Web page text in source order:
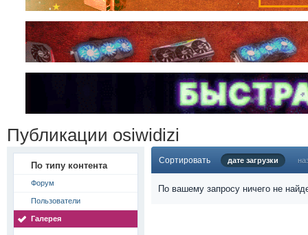
Публикации osiwidizi
По типу контента
Форум
Пользователи
Галерея
Сортировать дате загрузки
По вашему запросу ничего не